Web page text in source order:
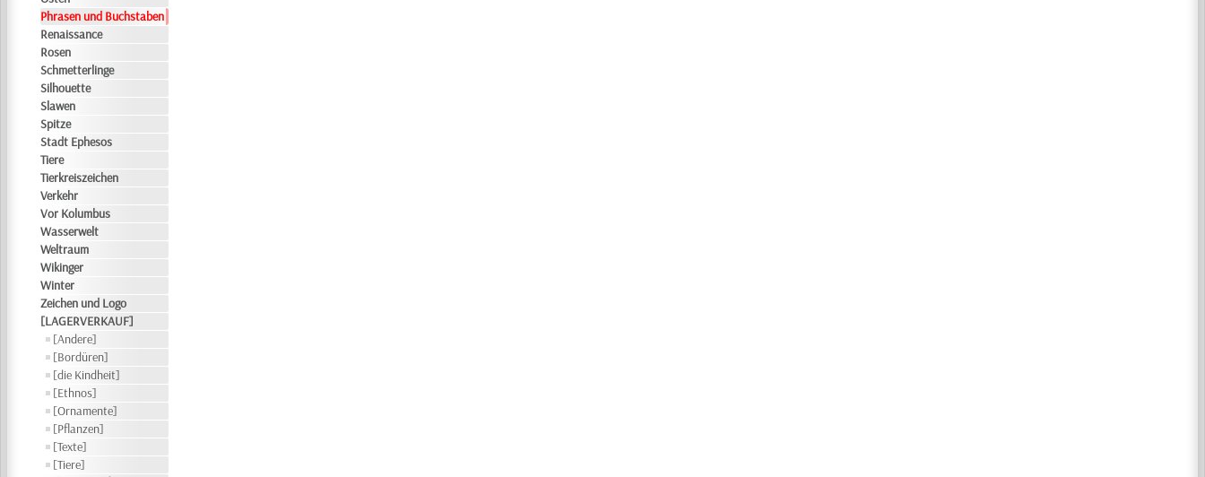
Phrasen und Buchstaben
Renaissance
Rosen
Schmetterlinge
Silhouette
Slawen
Spitze
Stadt Ephesos
Tiere
Tierkreiszeichen
Verkehr
Vor Kolumbus
Wasserwelt
Weltraum
Wikinger
Winter
Zeichen und Logo
[LAGERVERKAUF]
[Andere]
[Bordüren]
[die Kindheit]
[Ethnos]
[Ornamente]
[Pflanzen]
[Texte]
[Tiere]